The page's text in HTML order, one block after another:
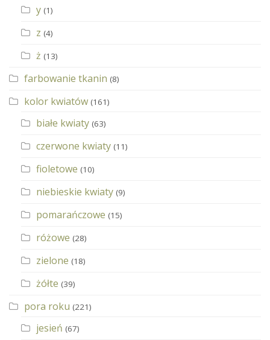
y (1)
z (4)
ż (13)
farbowanie tkanin (8)
kolor kwiatów (161)
białe kwiaty (63)
czerwone kwiaty (11)
fioletowe (10)
niebieskie kwiaty (9)
pomarańczowe (15)
różowe (28)
zielone (18)
żółte (39)
pora roku (221)
jesień (67)